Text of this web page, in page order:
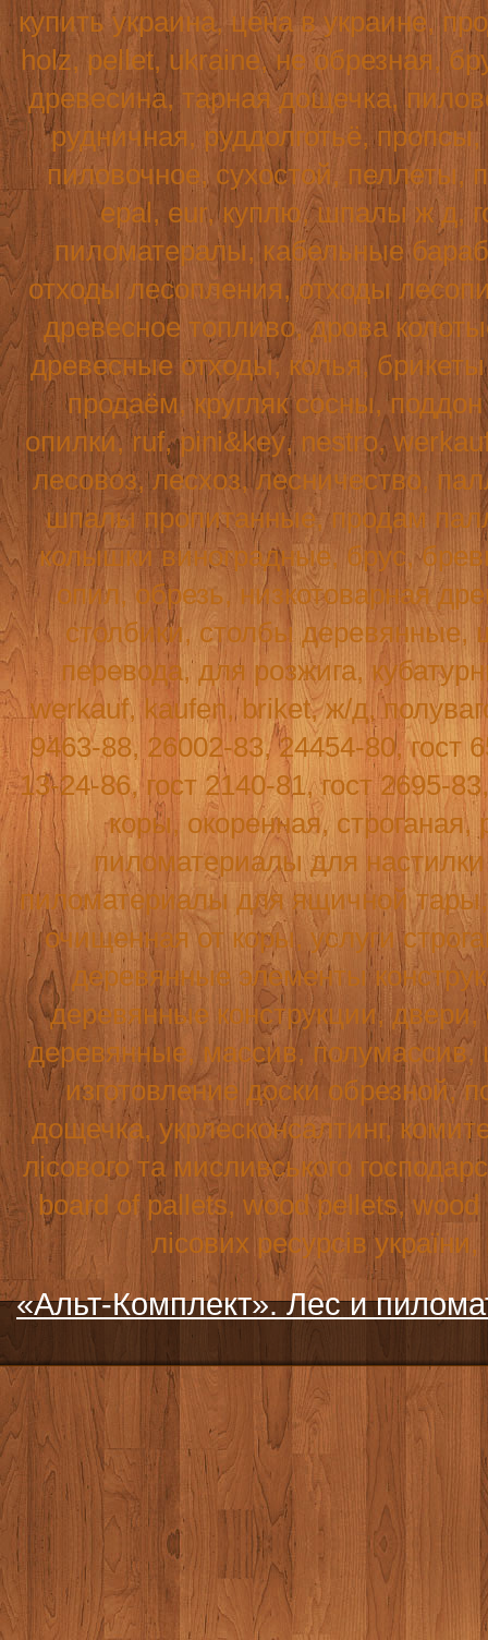
купить украина, цена в украине,
holz, pellet, ukraine, не обрезная,
древесина, тарная дощечка,
рудничная, руддолготьё,
пиловочное, сухостой, пеллеты,
epal, eur, куплю, шпалы ж д,
пиломатералы, кабельные
отходы лесопления, отходы
древесное топливо, дрова
древесные отходы, колья,
продаём, кругляк сосны,
опилки,ruf,pini&key, nestro,
лесовоз, лесхоз, лесничество,
шпалы пропитанные, продам
колышки виноградные, брус,
опил, обрезь, низкотоварная
столбики, столбы
перевода, для розжига,
werkauf, kaufen,briket, ж/д,
9463-88, 26002-83, 24454-80, гост
13-24-86, гост 2140-81, гост 2695-
коры, окоренная, строганая,
пиломатериалы для
пиломатериалы для ящичной
очищенная от коры, услуги
деревянные элементы
деревянные конструкции,
деревянные, массив,
изготовление доски обрезной,
дощечка, укрлесконсалтинг,
лісового та мисливського
board of pallets,wood pellets,wood
лісових ресурсів
«Альт-Комплект». Лес и